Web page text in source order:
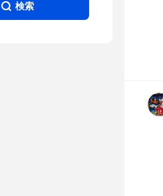
検索